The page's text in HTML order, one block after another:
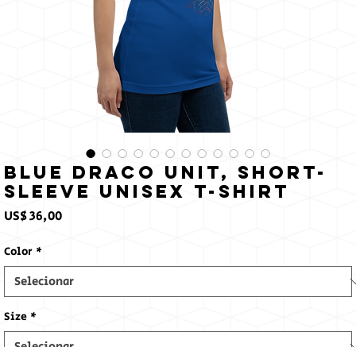
Blue Draco Unit, Short-
Sleeve Unisex T-Shirt
US$ 36,00Preço
Color *
Size *